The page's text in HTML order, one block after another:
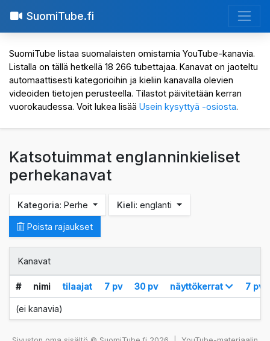
SuomiTube.fi
SuomiTube listaa suomalaisten omistamia YouTube-kanavia.
Listalla on tällä hetkellä 18 266 tubettajaa. Kanavat on jaoteltu
automaattisesti kategorioihin ja kieliin kanavalla olevien
videoiden tietojen perusteella. Tilastot päivitetään kerran
vuorokaudessa. Voit lukea lisää Usein kysyttyä -osiosta.
Katsotuimmat englanninkieliset
perhekanavat
Kategoria: Perhe Kieli: englanti
Poista rajaukset
Kanavat
# nimi tilaajat 7 pv 30 pv näyttökerrat 7 pv
(ei kanavia)